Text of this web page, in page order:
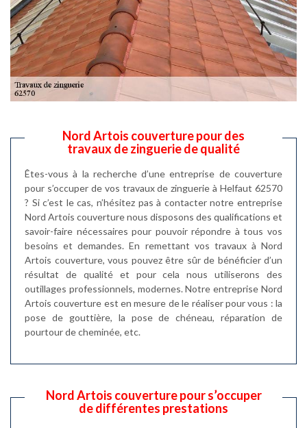
Nord Artois couverture pour des
travaux de zinguerie de qualité
Êtes-vous à la recherche d’une entreprise de couverture
pour s’occuper de vos travaux de zinguerie à Helfaut 62570
? Si c’est le cas, n’hésitez pas à contacter notre entreprise
Nord Artois couverture nous disposons des qualifications et
savoir-faire nécessaires pour pouvoir répondre à tous vos
besoins et demandes. En remettant vos travaux à Nord
Artois couverture, vous pouvez être sûr de bénéficier d’un
résultat de qualité et pour cela nous utiliserons des
outillages professionnels, modernes. Notre entreprise Nord
Artois couverture est en mesure de le réaliser pour vous : la
pose de gouttière, la pose de chéneau, réparation de
pourtour de cheminée, etc.
Nord Artois couverture pour s’occuper
de différentes prestations